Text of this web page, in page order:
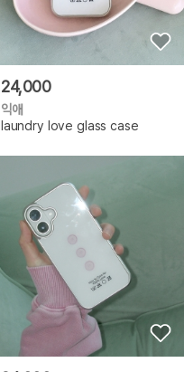
24,000
익애
laundry love glass case